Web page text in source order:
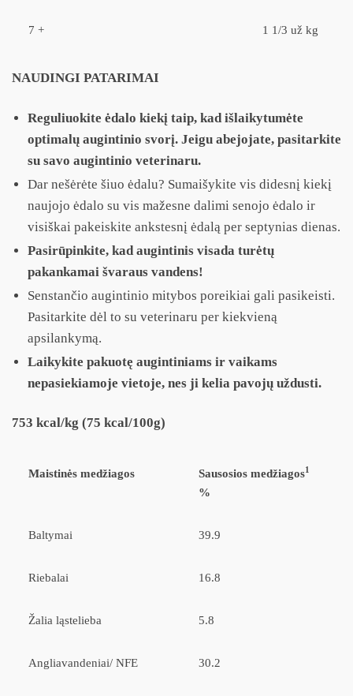
7 + 1 1/3 už kg
NAUDINGI PATARIMAI
Reguliuokite ėdalo kiekį taip, kad išlaikytumėte
optimalų augintinio svorį. Jeigu abejojate, pasitarkite
su savo augintinio veterinaru.
Dar nešėrėte šiuo ėdalu? Sumaišykite vis didesnį kiekį
naujojo ėdalo su vis mažesne dalimi senojo ėdalo ir
visiškai pakeiskite ankstesnį ėdalą per septynias dienas.
Pasirūpinkite, kad augintinis visada turėtų
pakankamai švaraus vandens!
Senstančio augintinio mitybos poreikiai gali pasikeisti.
Pasitarkite dėl to su veterinaru per kiekvieną
apsilankymą.
Laikykite pakuotę augintiniams ir vaikams
nepasiekiamoje vietoje, nes ji kelia pavojų uždusti.
753 kcal/kg (75 kcal/100g)
Maistinės medžiagos Sausosios medžiagos1
%
Baltymai 39.9
Riebalai 16.8
Žalia ląstelieba 5.8
Angliavandeniai/ NFE 30.2